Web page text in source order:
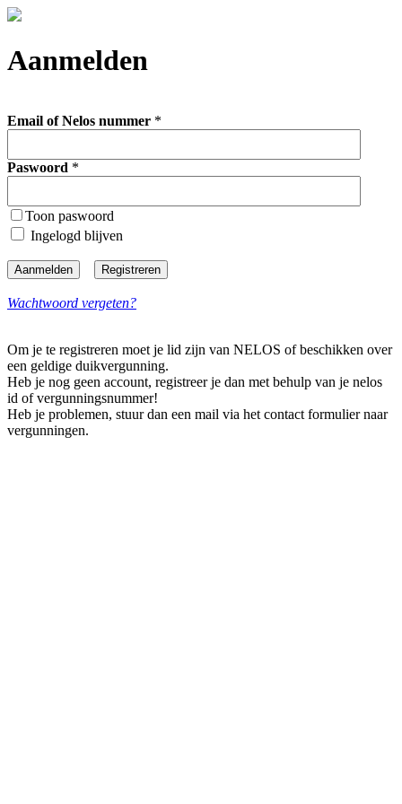
Aanmelden
Email of Nelos nummer *
Paswoord *
Toon paswoord
Ingelogd blijven
Wachtwoord vergeten?
Om je te registreren moet je lid zijn van NELOS of beschikken over
een geldige duikvergunning.
Heb je nog geen account, registreer je dan met behulp van je nelos
id of vergunningsnummer!
Heb je problemen, stuur dan een mail via het contact formulier naar
vergunningen.